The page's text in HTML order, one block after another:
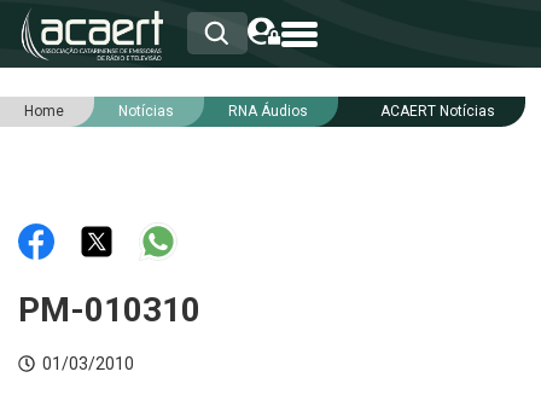
HOME
RNA
NOTÍCIAS
INTEGRIDADE
Home Notícias RNA Áudios ACAERT Notícias
PM-010310
01/03/2010